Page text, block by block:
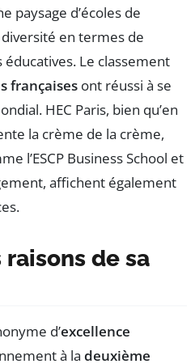
paysage d’écoles de
en termes de
éducatives. Le classement
françaises ont réussi à se
HEC Paris, bien qu’en
la crème de la crème,
l’ESCP Business School et
affichent également
raisons de sa
d’excellence
à la deuxième